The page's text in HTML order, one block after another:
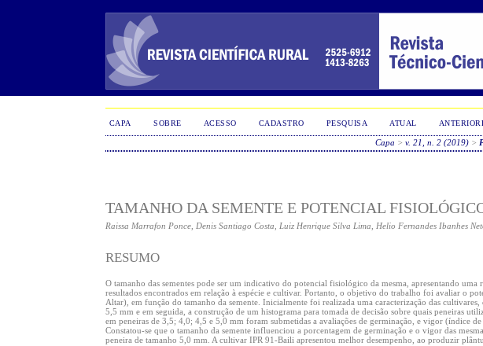
CAPA SOBRE ACESSO CADASTRO PESQUISA ATUAL
Capa >v. 21, n. 2 (2019) >
TAMANHO DA SEMENTE E POTENCIAL
Raissa Marrafon Ponce, Denis Santiago Costa, Luiz Henrique Silva Lima, Helio Fernandes Ibanhes
RESUMO
O tamanho das sementes pode ser um indicativo do potencial fisiológico da mesma, apresentando
resultados encontrados em relação à espécie e cultivar. Portanto, o objetivo do trabalho foi avaliar o
Altar), em função do tamanho da semente. Inicialmente foi realizada uma caracterização das
5,5 mm e em seguida, a construção de um histograma para tomada de decisão sobre quais peneiras
em peneiras de 3,5; 4,0; 4,5 e 5,0 mm foram submetidas a avaliações de germinação, e vigor (índice
Constatou-se que o tamanho da semente influenciou a porcentagem de germinação e o vigor das
peneira de tamanho 5,0 mm. A cultivar IPR 91-Baili apresentou melhor desempenho, ao produzir